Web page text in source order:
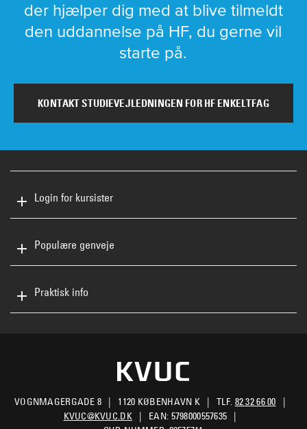
der hjælper dig med at blive tilmeldt
den uddannelse på HF, du gerne vil
starte på.
KONTAKT STUDIEVEJLEDNINGEN FOR HF ENKELTFAG
Login for kursister
Populære genveje
Praktisk info
VOGNMAGERGADE 8 1120 KØBENHAVN K TLF. 82 32 66 00
KVUC@KVUC.DK
EAN: 5798000557635